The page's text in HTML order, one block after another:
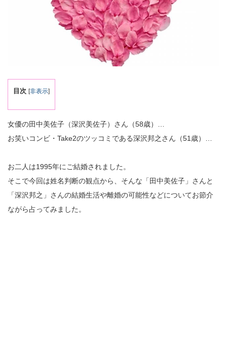
目次 [非表示]
女優の田中美佐子（深沢美佐子）さん（58歳）…
お笑いコンビ・Take2のツッコミである深沢邦之さん（51歳）…
お二人は1995年にご結婚されました。
そこで今回は姓名判断の観点から、そんな「田中美佐子」さんと
「深沢邦之」さんの結婚生活や離婚の可能性などについてお節介
ながら占ってみました。